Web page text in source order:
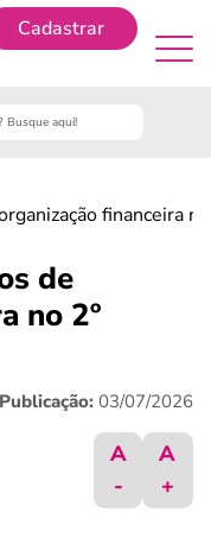
Cadastrar
financeira
de
no 2º
Publicação: 03/07/2026
A
-
A
+